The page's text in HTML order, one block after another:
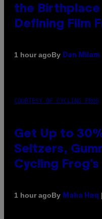
the
Defining Film
1 hour agoBy Dan Milam
COURTESY OF CYCLING FROG
Get Up to
Seltzers,
Cycling
1 hour agoBy Maha Haq